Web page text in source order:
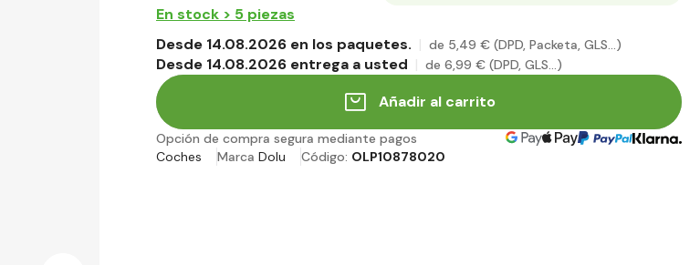
En stock > 5 piezas
Desde 14.08.2026 en los paquetes.
de 5,49 € (DPD, Packeta, GLS...)
Desde 14.08.2026 entrega a usted de 6,99 € (DPD, GLS...)
Añadir al carrito
Opción de compra segura mediante pagos
Coches
Marca Dolu Código: OLP10878020